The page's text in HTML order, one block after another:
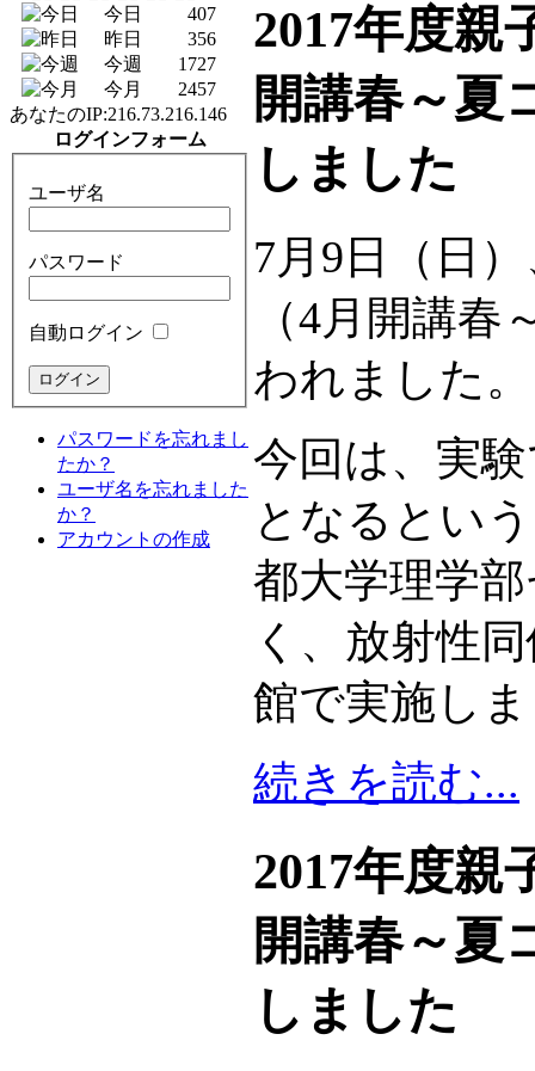
今日
407
昨日
356
今週
1727
今月
2457
あなたのIP:216.73.216.146
ログインフォーム
ユーザ名
パスワード
自動ログイン
パスワードを忘れまし
たか？
ユーザ名を忘れました
か？
アカウントの作成
2017年度親
開講春～夏
しました
7月9日（日
（4月開講
われました。
今回は、実
となるとい
都大学理学
く、放射性
館で実施し
続きを読む...
2017年度親
開講春～夏
しました